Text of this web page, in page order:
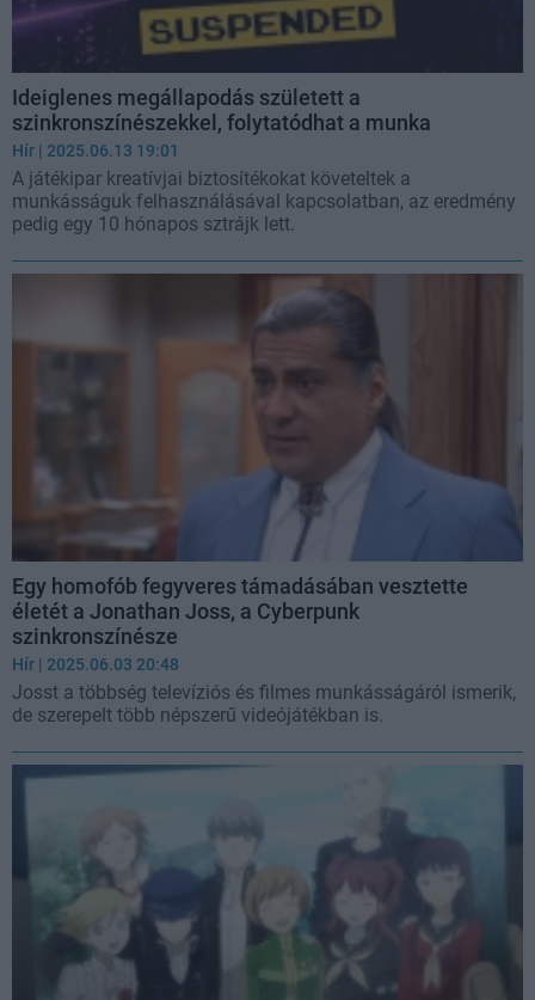
Ideiglenes megállapodás született a
szinkronszínészekkel, folytatódhat a munka
Hír | 2025.06.13 19:01
A játékipar kreatívjai biztosítékokat követeltek a
munkásságuk felhasználásával kapcsolatban, az eredmény
pedig egy 10 hónapos sztrájk lett.
Egy homofób fegyveres támadásában vesztette
életét a Jonathan Joss, a Cyberpunk
szinkronszínésze
Hír | 2025.06.03 20:48
Josst a többség televíziós és filmes munkásságáról ismerik,
de szerepelt több népszerű videójátékban is.